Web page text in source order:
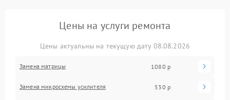
Цены на услуги ремонта
Цены актуальны на текущую дату 08.08.2026
Замена матрицы 1080 р
Замена микросхемы усилителя 530 р